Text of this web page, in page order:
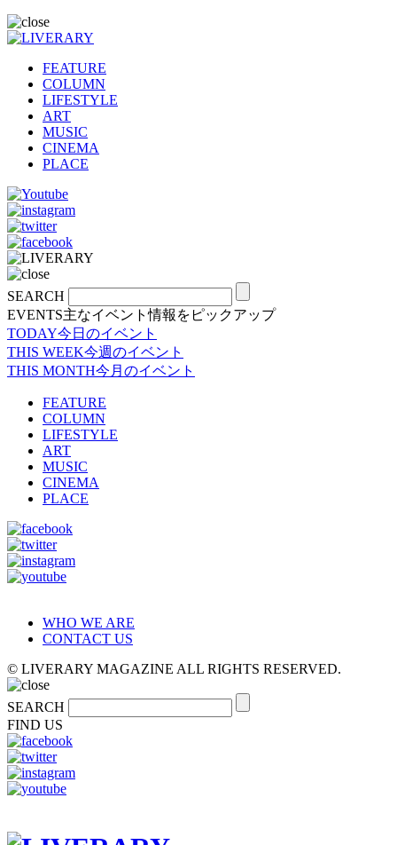
FEATURE
COLUMN
LIFESTYLE
ART
MUSIC
CINEMA
PLACE
SEARCH
EVENTS主なイベント情報をピックアップ
TODAY今日のイベント
THIS WEEK今週のイベント
THIS MONTH今月のイベント
FEATURE
COLUMN
LIFESTYLE
ART
MUSIC
CINEMA
PLACE
WHO WE ARE
CONTACT US
© LIVERARY MAGAZINE ALL RIGHTS RESERVED.
SEARCH
FIND US